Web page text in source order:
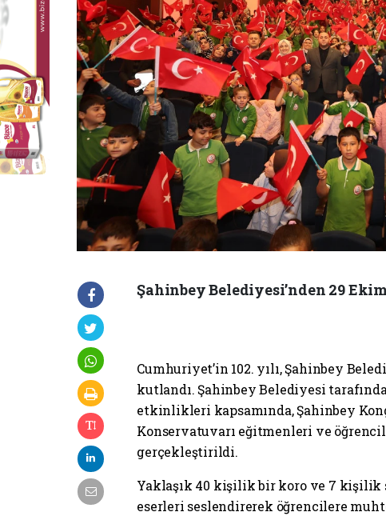
Şahinbey Belediyesi’nden 29
Cumhuriyet’in 102. yılı, Şahinbey
kutlandı. Şahinbey Belediyesi
etkinlikleri kapsamında, Şahinbey
Konservatuvarı eğitmenleri ve
gerçekleştirildi.
Yaklaşık 40 kişilik bir koro ve 7 kişilik
eserleri seslendirerek öğrencilere